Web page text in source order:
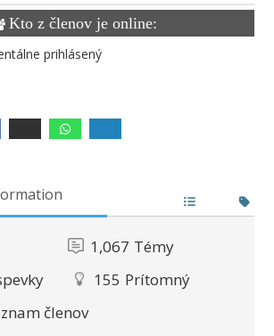
Kto z členov je online:
prihlásený
1,067 Témy
155 Prítomný
členov